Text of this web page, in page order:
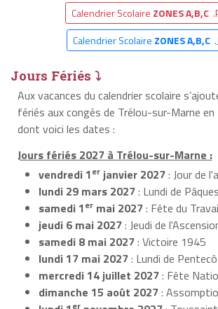
Calendrier Scolaire ZONES A,B,C
Calendrier Scolaire ZONES A,B,C
Jours Fériés ⤵
Aux vacances du calendrier scolaire
fériés aux congés de Trélou-sur-Marne
dont voici les dates :
Jours fériés 2027 à Trélou-sur-Marne :
vendredi 1er janvier 2027: Jour de
lundi 29 mars 2027: Lundi de Pâques
samedi 1er mai 2027: Fête du
jeudi 6 mai 2027: Jeudi de
samedi 8 mai 2027: Victoire 1945
lundi 17 mai 2027: Lundi de
mercredi 14 juillet 2027: Fête
dimanche 15 août 2027:
er